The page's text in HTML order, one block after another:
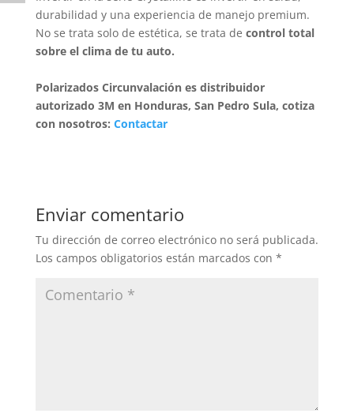
durabilidad y una experiencia de manejo premium.
No se trata solo de estética, se trata de control total
sobre el clima de tu auto.
Polarizados Circunvalación es distribuidor
autorizado 3M en Honduras, San Pedro Sula, cotiza
con nosotros: Contactar
Enviar comentario
Tu dirección de correo electrónico no será publicada.
Los campos obligatorios están marcados con *